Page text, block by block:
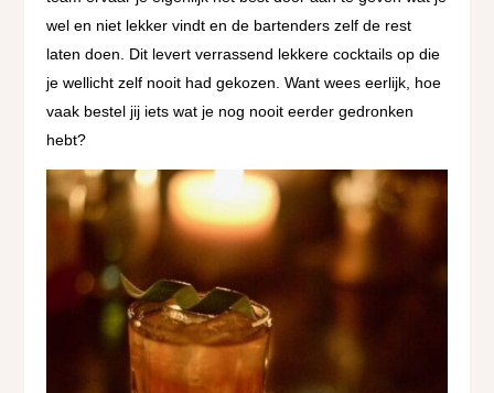
wel en niet lekker vindt en de bartenders zelf de rest
laten doen. Dit levert verrassend lekkere cocktails op die
je wellicht zelf nooit had gekozen. Want wees eerlijk, hoe
vaak bestel jij iets wat je nog nooit eerder gedronken
hebt?